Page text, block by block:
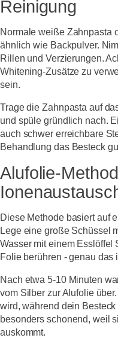
Reinigung
Normale weiße Zahnpasta
ähnlich wie Backpulver.
Rillen und Verzierungen.
Whitening-Zusätze zu
sein.
Trage die Zahnpasta auf
und spüle gründlich nach.
auch schwer erreichbare
Behandlung das Besteck
Alufolie-
Diese Methode basiert auf
Lege eine große Schüssel
Wasser mit einem Esslöffel
Folie berühren - genau das
Nach etwa 5-10 Minuten
vom Silber zur Alufolie
wird, während dein
besonders schonend, weil
auskommt.